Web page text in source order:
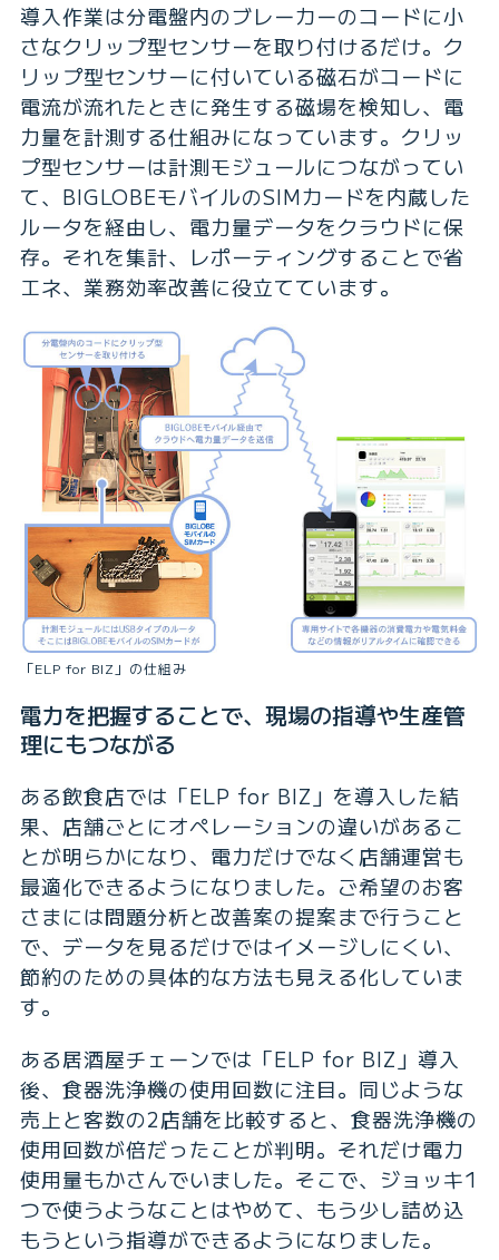
導入作業は分電盤内のブレーカーのコードに小
さなクリップ型センサーを取り付けるだけ。ク
リップ型センサーに付いている磁石がコードに
電流が流れたときに発生する磁場を検知し、電
力量を計測する仕組みになっています。クリッ
プ型センサーは計測モジュールにつながってい
て、BIGLOBEモバイルのSIMカードを内蔵した
ルータを経由し、電力量データをクラウドに保
存。それを集計、レポーティングすることで省
エネ、業務効率改善に役立てています。
「ELP for BIZ」の仕組み
電力を把握することで、現場の指導や生産管
理にもつながる
ある飲食店では「ELP for BIZ」を導入した結
果、店舗ごとにオペレーションの違いがあるこ
とが明らかになり、電力だけでなく店舗運営も
最適化できるようになりました。ご希望のお客
さまには問題分析と改善案の提案まで行うこと
で、データを見るだけではイメージしにくい、
節約のための具体的な方法も見える化していま
す。
ある居酒屋チェーンでは「ELP for BIZ」導入
後、食器洗浄機の使用回数に注目。同じような
売上と客数の2店舗を比較すると、食器洗浄機の
使用回数が倍だったことが判明。それだけ電力
使用量もかさんでいました。そこで、ジョッキ1
つで使うようなことはやめて、もう少し詰め込
もうという指導ができるようになりました。